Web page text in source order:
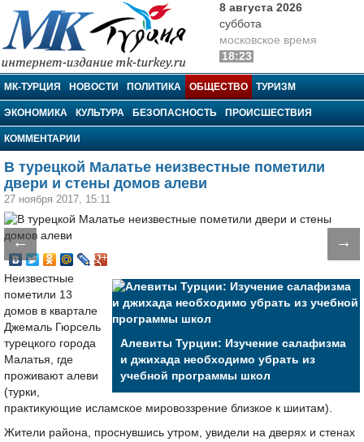
МК-Турция
8 августа 2026
суббота
московское время
18:23
МК-ТУРЦИЯ НОВОСТИ ПОЛИТИКА ОБЩЕСТВО ТУРИЗМ
ЭКОНОМИКА КУЛЬТУРА БЕЗОПАСНОСТЬ ПРОИСШЕСТВИЯ
КОММЕНТАРИИ
В турецкой Малатье неизвестные пометили
двери и стены домов алеви
27 ноября 2017, 15:11
← →
Алевиты Турции: Изучение салафизма
и джихада необходимо убрать из
учебной программы школ
Неизвестные
пометили 13
домов в квартале
Джемаль Гюрсель
турецкого города
Малатья, где
проживают алеви
(турки,
практикующие исламское мировоззрение близкое к шиитам).
Жители района, проснувшись утром, увидели на дверях и стенах